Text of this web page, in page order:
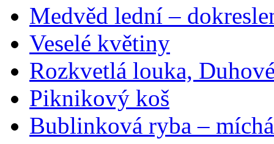
Medvěd lední –
Veselé květiny
Rozkvetlá louka,
Piknikový koš
Bublinková ryba –